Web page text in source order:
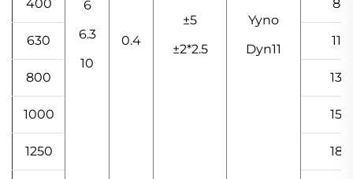
6
6.3
10
0.4
±5
±2*2.5
Yyno
Dyn11
400
630
800
1000
1250